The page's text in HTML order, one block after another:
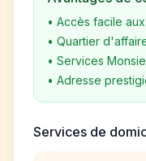
• Accès facile
• Quartier
• Services
• Adresse
Services de